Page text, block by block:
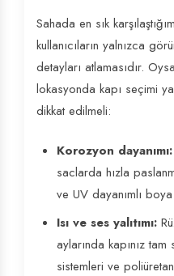
Sahada en sık
kullanıcıların yalnızca
detayları atlamasıdır.
lokasyonda kapı seçimi
dikkat edilmeli:
Korozyon dayanımı:
saclarda hızla
ve UV dayanımlı
Isı ve ses yalıtımı:
aylarında kapınız
sistemleri ve